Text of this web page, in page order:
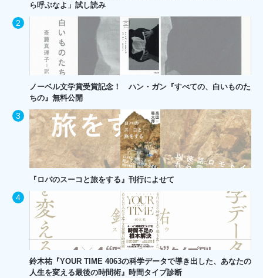
ら呼ぶなよ」試し読み
ノーベル文学賞受賞記念！ ハン・ガン『すべての、白いものた
ちの』無料公開
『ロバのスーコと旅をする』刊行によせて
鈴木祐『YOUR TIME 4063の科学データで導き出した、あなたの
人生を変える最後の時間術』時間タイプ診断